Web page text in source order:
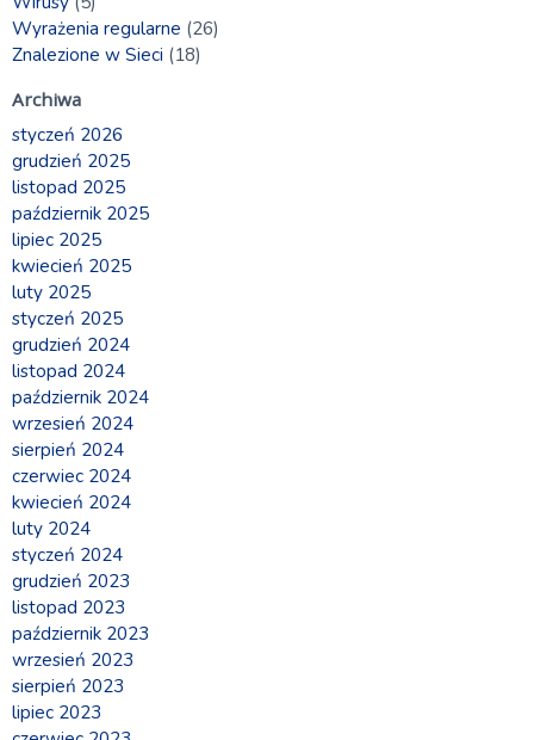
Wyrażenia regularne (26)
Znalezione w Sieci (18)
Archiwa
styczeń 2026
grudzień 2025
listopad 2025
październik 2025
lipiec 2025
kwiecień 2025
luty 2025
styczeń 2025
grudzień 2024
listopad 2024
październik 2024
wrzesień 2024
sierpień 2024
czerwiec 2024
kwiecień 2024
luty 2024
styczeń 2024
grudzień 2023
listopad 2023
październik 2023
wrzesień 2023
sierpień 2023
lipiec 2023